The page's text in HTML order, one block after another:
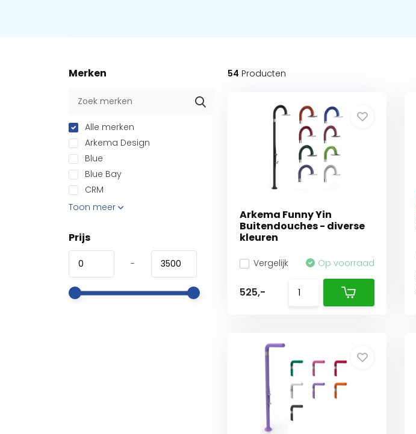
Merken
Alle merken
Arkema Design
Blue
Blue Bay
CRM
Toon meer
Prijs
-
54 Producten
Arkema Funny Yin
Buitendouches - diverse
kleuren
Vergelijk Op voorraad
525,-